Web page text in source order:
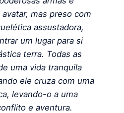
mas preso com
assustadora,
um lugar para si
terra. Todas as
uma vida tranquila
ele cruza com uma
levando-o a uma
e aventura.